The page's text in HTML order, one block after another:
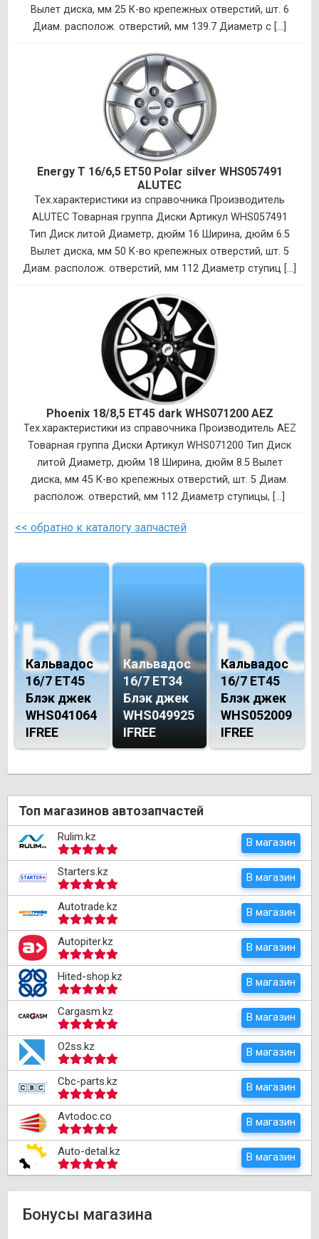
Вылет диска, мм 25 К-во крепежных отверстий, шт. 6
Диам. располож. отверстий, мм 139.7 Диаметр с [...]
Energy T 16/6,5 ET50 Polar silver WHS057491
ALUTEC
Тех.характеристики из справочника Производитель
ALUTEC Товарная группа Диски Артикул WHS057491
Тип Диск литой Диаметр, дюйм 16 Ширина, дюйм 6.5
Вылет диска, мм 50 К-во крепежных отверстий, шт. 5
Диам. располож. отверстий, мм 112 Диаметр ступиц [...]
Phoenix 18/8,5 ET45 dark WHS071200 AEZ
Тех.характеристики из справочника Производитель AEZ
Товарная группа Диски Артикул WHS071200 Тип Диск
литой Диаметр, дюйм 18 Ширина, дюйм 8.5 Вылет
диска, мм 45 К-во крепежных отверстий, шт. 5 Диам.
располож. отверстий, мм 112 Диаметр ступицы, [...]
<< обратно к каталогу запчастей
Кальвадос
16/7 ET45
Блэк джек
WHS041064
IFREE
Кальвадос
16/7 ET34
Блэк джек
WHS049925
IFREE
Кальвадос
16/7 ET45
Блэк джек
WHS052009
IFREE
Топ магазинов автозапчастей
Rulim.kz В магазин
Starters.kz В магазин
Autotrade.kz В магазин
Autopiter.kz В магазин
Hited-shop.kz В магазин
Cargasm.kz В магазин
O2ss.kz В магазин
Cbc-parts.kz В магазин
Avtodoc.co В магазин
Auto-detal.kz В магазин
Бонусы магазина